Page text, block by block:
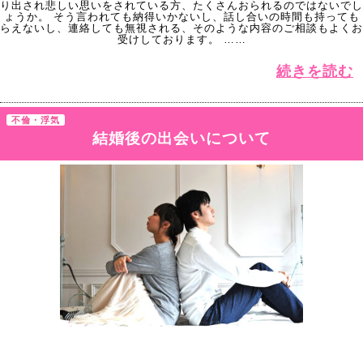
り出され悲しい思いをされている方、たくさんおられるのではないでし
ょうか。 そう言われても納得いかないし、話し合いの時間も持っても
らえないし、連絡しても無視される、そのような内容のご相談もよくお
受けしております。 ……
続きを読む
不倫・浮気
結婚後の出会いについて